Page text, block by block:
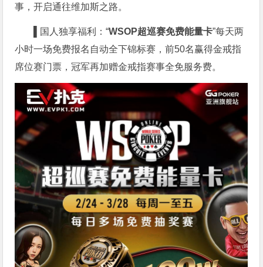
事，开启通往维加斯之路。
国人独享福利：“WSOP超巡赛免费能量卡”每天两
小时一场免费报名自动全下锦标赛，前50名赢得金戒指
席位赛门票，冠军再加赠金戒指赛事全免服务费。